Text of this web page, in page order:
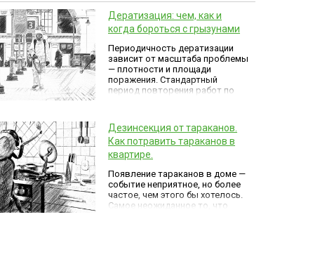
Дератизация: чем, как и
когда бороться с грызунами
Периодичность дератизации
зависит от масштаба проблемы
— плотности и площади
поражения. Стандартный
период повторения работ по
общепита, складские
помещения можно
обрабатывать раз в квартал,
при этом со временем
необходимость в частой
дератизации отпадает.
Дезинсекция от тараканов.
Как потравить тараканов в
квартире.
Появление тараканов в доме —
событие неприятное, но более
частое, чем этого бы хотелось.
Самое неожиданное то, что